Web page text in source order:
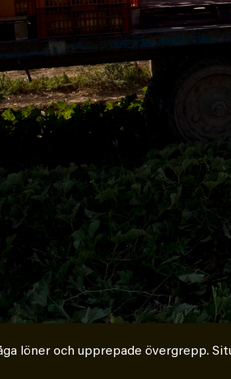
löner och upprepade övergrepp.